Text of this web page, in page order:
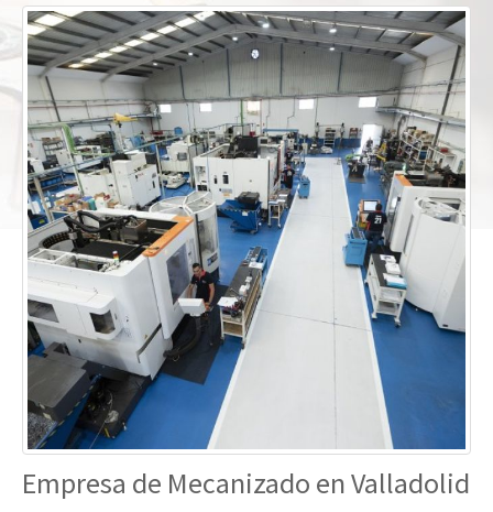
Empresa de Mecanizado en Valladolid